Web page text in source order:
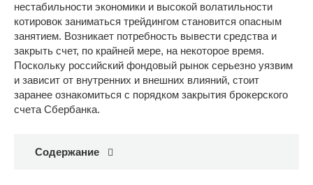
нестабильности экономики и высокой волатильности
котировок заниматься трейдингом становится опасным
занятием. Возникает потребность вывести средства и
закрыть счет, по крайней мере, на некоторое время.
Поскольку российский фондовый рынок серьезно уязвим
и зависит от внутренних и внешних влияний, стоит
заранее ознакомиться с порядком закрытия брокерского
счета Сбербанка.
Содержание